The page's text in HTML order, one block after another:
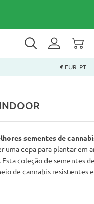
€ EUR PT
sementes de
uma cepa para plantar em
coleção de sementes
de cannabis resistentes